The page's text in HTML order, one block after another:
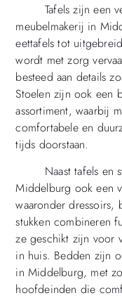
Tafels zijn een
meubelmakerij in
eettafels tot
wordt met zorg
besteed aan details
Stoelen zijn ook een
assortiment, waarbij
comfortabele en
tijds doorstaan.
Naast tafels en
Middelburg ook een
waaronder dressoirs,
stukken combineren
ze geschikt zijn voor
in huis. Bedden zijn
in Middelburg, met
hoofdeinden die